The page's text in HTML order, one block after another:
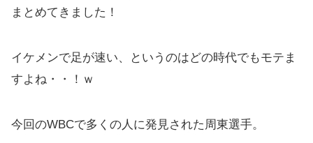
まとめてきました！
イケメンで足が速い、というのはどの時代でもモテま
すよね・・！ｗ
今回のWBCで多くの人に発見された周東選手。